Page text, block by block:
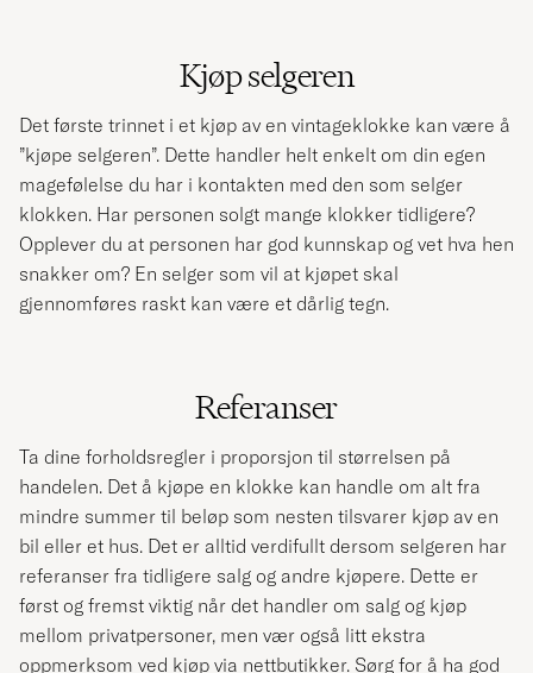
Kjøp selgeren
Det første trinnet i et kjøp av en vintageklokke kan være å
”kjøpe selgeren”. Dette handler helt enkelt om din egen
magefølelse du har i kontakten med den som selger
klokken. Har personen solgt mange klokker tidligere?
Opplever du at personen har god kunnskap og vet hva hen
snakker om? En selger som vil at kjøpet skal
gjennomføres raskt kan være et dårlig tegn.
Referanser
Ta dine forholdsregler i proporsjon til størrelsen på
handelen. Det å kjøpe en klokke kan handle om alt fra
mindre summer til beløp som nesten tilsvarer kjøp av en
bil eller et hus. Det er alltid verdifullt dersom selgeren har
referanser fra tidligere salg og andre kjøpere. Dette er
først og fremst viktig når det handler om salg og kjøp
mellom privatpersoner, men vær også litt ekstra
oppmerksom ved kjøp via nettbutikker. Sørg for å ha god